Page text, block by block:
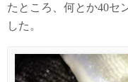
たところ、何とか40セ
した。